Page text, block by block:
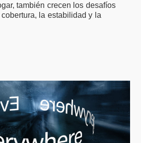
también crecen los desafíos
la estabilidad y la